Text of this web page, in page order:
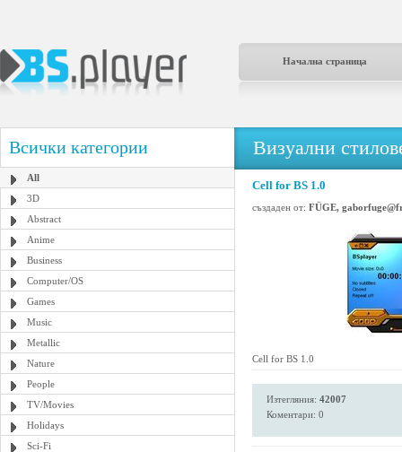
Начална страница
Всички категории
All
3D
Abstract
Anime
Business
Computer/OS
Games
Music
Metallic
Nature
People
TV/Movies
Holidays
Sci-Fi
Визуални
Cell for BS 1.0
създаден от: FÜGE,
Cell for BS 1.0
Изтегляния: 42007
Коментари: 0